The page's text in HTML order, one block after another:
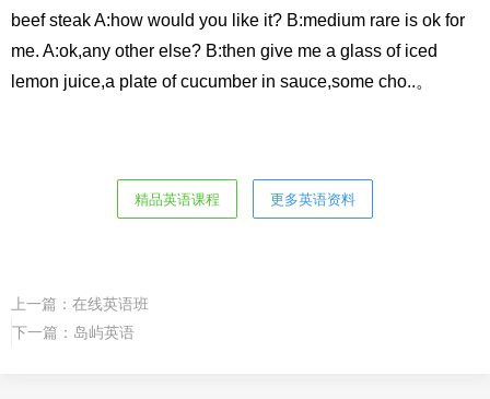
beef steak A:how would you like it? B:medium rare is ok for
me. A:ok,any other else? B:then give me a glass of iced
lemon juice,a plate of cucumber in sauce,some cho..。
精品英语课程 更多英语资料
上一篇： 在线英语班
下一篇： 岛屿英语